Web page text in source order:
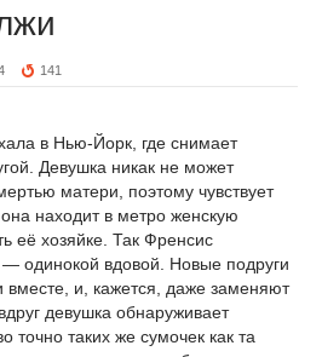
141
в Нью-Йорк, где снимает
Девушка никак не может
матери, поэтому чувствует
находит в метро женскую
её хозяйке. Так Френсис
— одинокой вдовой. Новые подруги
вместе, и, кажется, даже заменяют
девушка обнаруживает
точно таких же сумочек как та